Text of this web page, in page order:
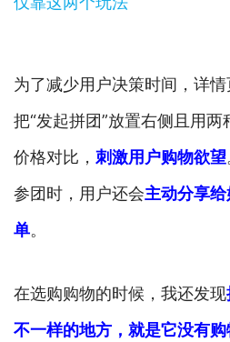
为了减少用户决策时间，详
把“发起拼团”放置右侧且用
价格对比， 刺激用户购物欲望
参团时，用户还会主动分享
单。
在选购购物的时候，我还发现
不一样的地方，就是它没有